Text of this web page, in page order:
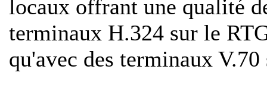
locaux offrant une qualité
terminaux H.324 sur le
qu'avec des terminaux